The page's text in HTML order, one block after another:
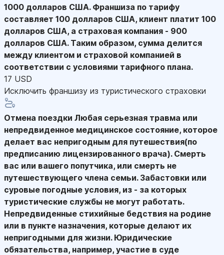
1000 долларов США. Франшиза по тарифу
составляет 100 долларов США, клиент платит 100
долларов США, а страховая компания - 900
долларов США. Таким образом, сумма делится
между клиентом и страховой компанией в
соответствии с условиями тарифного плана.
17 USD
Исключить франшизу из туристического страховки
Отмена поездки Любая серьезная травма или
непредвиденное медицинское состояние, которое
делает вас непригодным для путешествия(по
предписанию лицензированного врача). Смерть
вас или вашего попутчика, или смерть не
путешествующего члена семьи. Забастовки или
суровые погодные условия, из - за которых
туристические службы не могут работать.
Непредвиденные стихийные бедствия на родине
или в пункте назначения, которые делают их
непригодными для жизни. Юридические
обязательства, например, участие в суде